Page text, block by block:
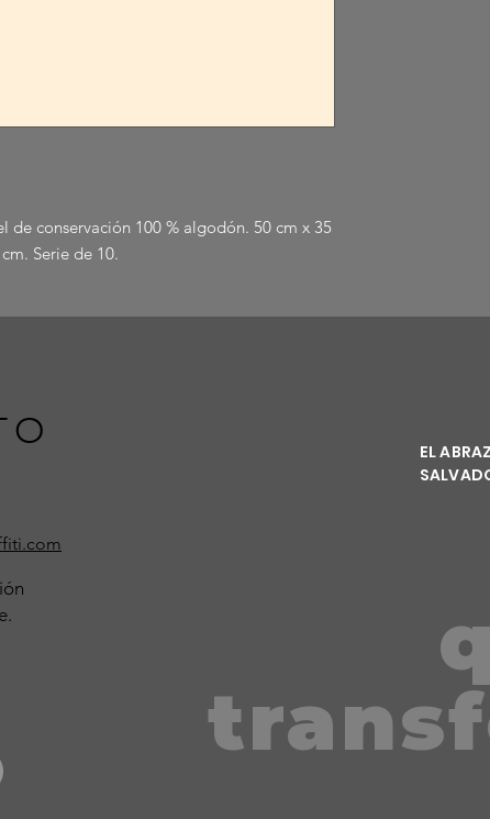
de conservación 100 % algodón. 50 cm x 35
cm. Serie de 10.
EL